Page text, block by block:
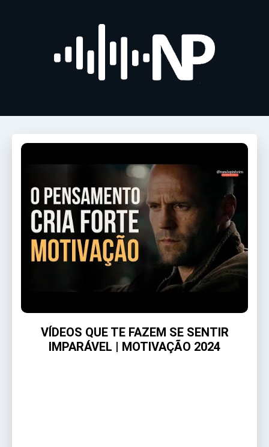
VÍDEOS QUE TE FAZEM SE SENTIR
IMPARÁVEL | MOTIVAÇÃO 2024